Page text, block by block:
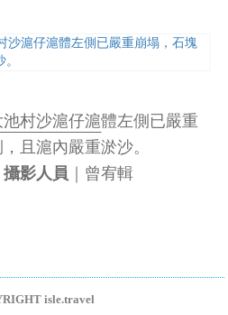
池村沙滬仔滬體左側已嚴重
且滬內嚴重淤沙。
攝影人員 ｜曾宥輯
isle.travel